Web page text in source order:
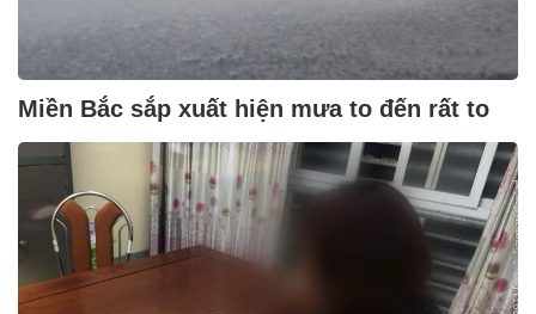
Miền Bắc sắp xuất hiện mưa to đến rất to